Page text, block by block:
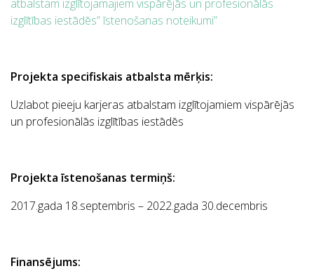
atbalstam izglītojamajiem vispārējās un profesionālās
izglītības iestādēs” īstenošanas noteikumi”
Projekta specifiskais atbalsta mērķis:
Uzlabot pieeju karjeras atbalstam izglītojamiem vispārējās
un profesionālās izglītības iestādēs
Projekta īstenošanas termiņš:
2017.gada 18.septembris – 2022.gada 30.decembris
Finansējums: